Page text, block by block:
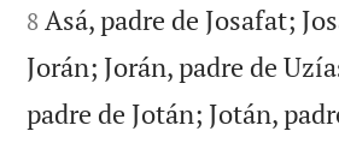
8 Asá, padre de Josafat;
Jorán; Jorán, padre de
padre de Jotán; Jotán,